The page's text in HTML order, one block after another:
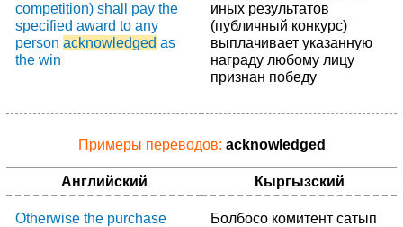
competition) shall pay the
specified award to any
person acknowledged as
the win
иных результатов
(публичный конкурс)
выплачивает указанную
награду любому лицу
признан победу
Примеры переводов: acknowledged
Английский Кыргызский
Otherwise the purchase
Болбосо комитент сатып